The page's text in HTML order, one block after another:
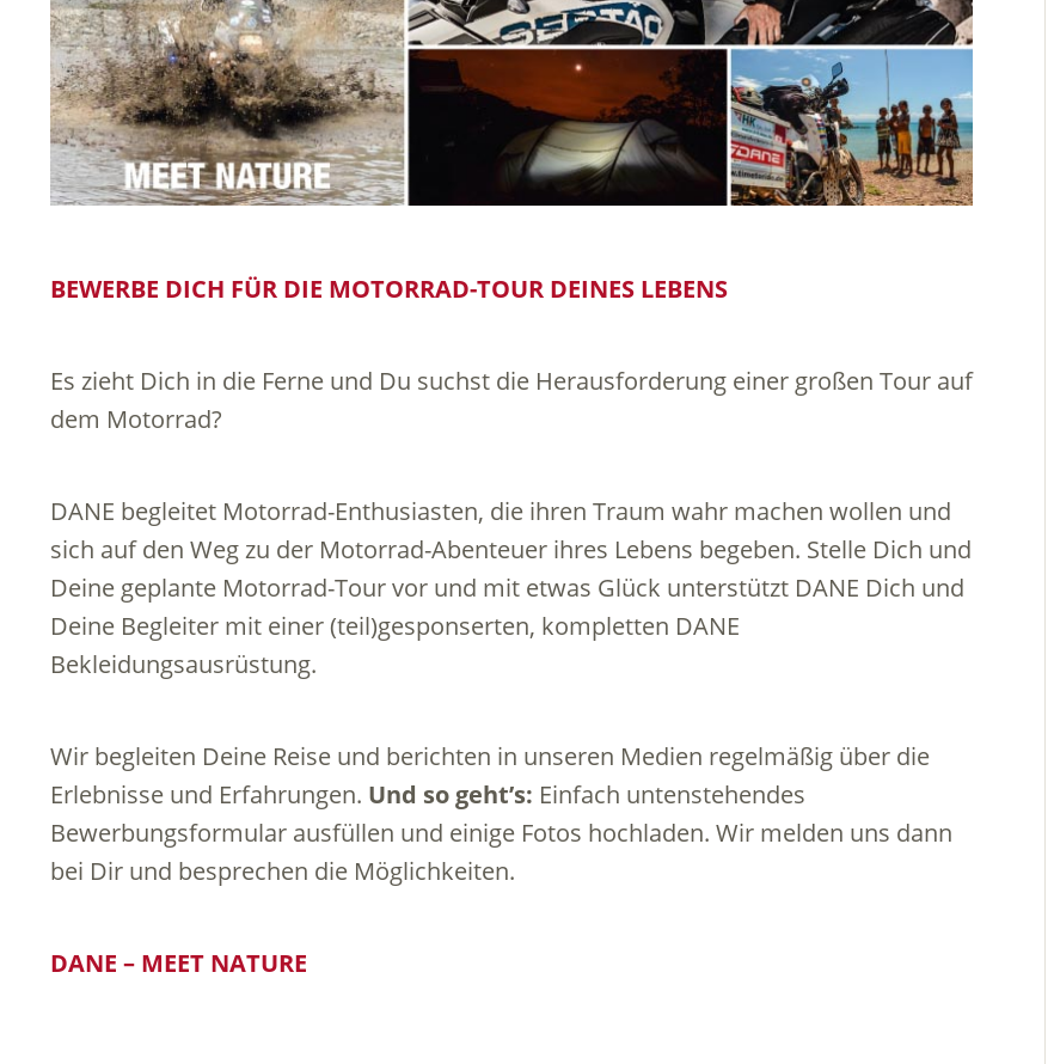
BEWERBE DICH FÜR DIE MOTORRAD-TOUR DEINES LEBENS
Es zieht Dich in die Ferne und Du suchst die Herausforderung einer großen Tour auf
dem Motorrad?
DANE begleitet Motorrad-Enthusiasten, die ihren Traum wahr machen wollen und
sich auf den Weg zu der Motorrad-Abenteuer ihres Lebens begeben. Stelle Dich und
Deine geplante Motorrad-Tour vor und mit etwas Glück unterstützt DANE Dich und
Deine Begleiter mit einer (teil)gesponserten, kompletten DANE
Bekleidungsausrüstung.
Wir begleiten Deine Reise und berichten in unseren Medien regelmäßig über die
Erlebnisse und Erfahrungen. Und so geht’s: Einfach untenstehendes
Bewerbungsformular ausfüllen und einige Fotos hochladen. Wir melden uns dann
bei Dir und besprechen die Möglichkeiten.
DANE – MEET NATURE